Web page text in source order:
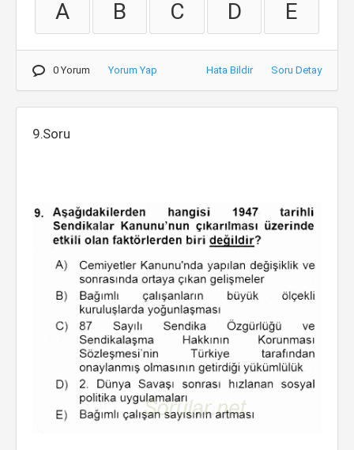
A B C D E
0 Yorum Yorum Yap Hata Bildir Soru Detay
9.Soru